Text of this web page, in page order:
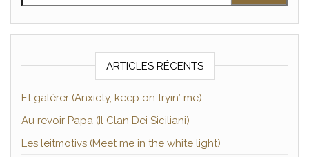
ARTICLES RÉCENTS
Et galérer (Anxiety, keep on tryin′ me)
Au revoir Papa (Il Clan Dei Siciliani)
Les leitmotivs (Meet me in the white light)